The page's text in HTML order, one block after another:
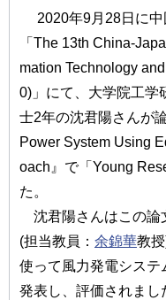
2020年9月28日に中
「The 13th China-
mation Technology
0)」にて、大学院工学
士2年の沈君陽さんが
Power System Using
oach』で「Young
た。
沈君陽さんはこの論
(担当教員： 余錦華教
使って風力発電システ
発表し、評価されまし